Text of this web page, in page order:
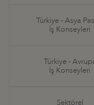
Türkiye - Asya
İş Konseyleri
Türkiye -
İş Konseyleri
Sektörel